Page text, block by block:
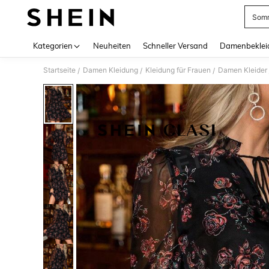
Kategorien Neuheiten Schneller Versand
Startseite / Damen Kleidung / Kleidung für Frauen / Damen Kleider